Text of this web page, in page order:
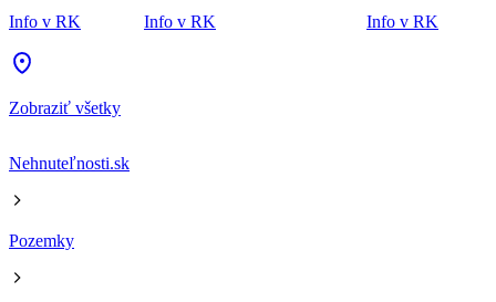
Info v RK
Info v RK
Info v RK
Zobraziť všetky
Nehnuteľnosti.sk
Pozemky